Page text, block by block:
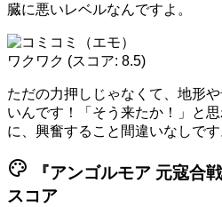
臓に悪いレベルなんですよ。
ワクワク (スコア: 8.5)
ただの力押しじゃなくて、地形
いんです！「そう来たか！」と
に、興奮すること間違いなしです
palette 『アンゴルモア 元寇合
スコア